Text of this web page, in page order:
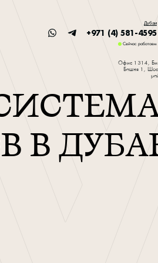
Офис 1314,
Башня 1,
Дубаи
+971 (4) 581-4595
Сейчас работаем
В